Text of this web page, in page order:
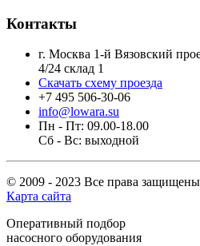
Контакты
г. Москва 1-й Вязовский
4/24 склад 1
Скачать схему проезда
+7 495 506-30-06
info@lowara.su
Пн - Пт: 09.00-18.00
Сб - Вс: выходной
© 2009 - 2023 Все права защищены
Карта сайта
Оперативный подбор
насосного оборудования